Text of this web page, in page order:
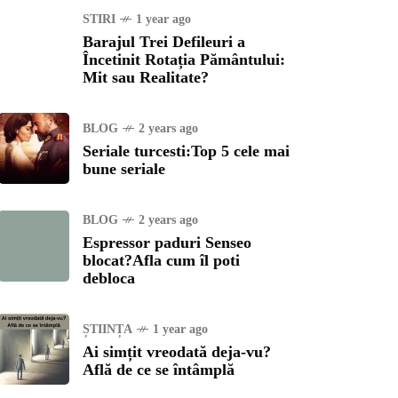
STIRI 1 year ago
Barajul Trei Defileuri a
Încetinit Rotația Pământului:
Mit sau Realitate?
BLOG 2 years ago
Seriale turcesti:Top 5 cele mai
bune seriale
BLOG 2 years ago
Espressor paduri Senseo
blocat?Afla cum îl poti
debloca
ȘTIINȚA 1 year ago
Ai simțit vreodată deja-vu?
Află de ce se întâmplă